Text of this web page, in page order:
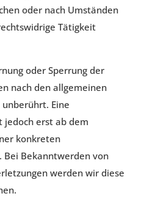
oder nach Umständen
Tätigkeit
oder Sperrung der
nach den allgemeinen
Eine
jedoch erst ab dem
konkreten
Bei Bekanntwerden von
werden wir diese